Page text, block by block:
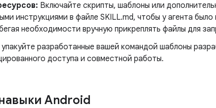
Включайте скрипты, шаблоны или
инструкциями в файле SKILL.md, чтобы у агента
необходимости вручную прикреплять файлы для
упакуйте разработанные вашей командой шаблоны
доступа и совместной работы.
Android